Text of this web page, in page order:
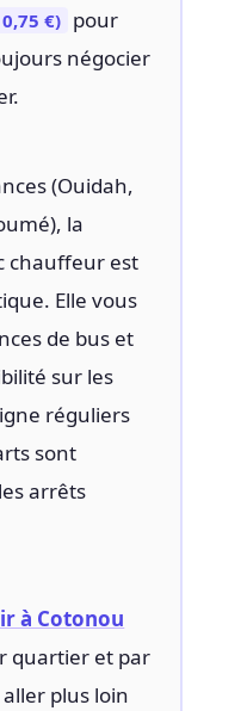
€) pour
négocier
(Ouidah,
la
chauffeur est
Elle vous
de bus et
sur les
réguliers
sont
arrêts
à Cotonou
quartier et par
plus loin